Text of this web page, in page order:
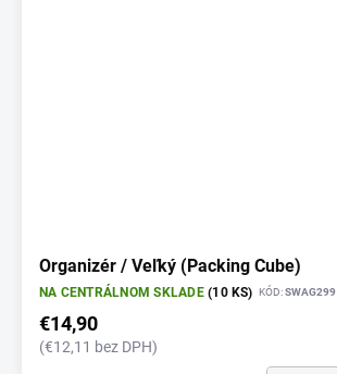
Organizér / Veľký (Packing Cube)
NA CENTRÁLNOM SKLADE(10 KS) KÓD:SWAG299
€14,90
(€12,11 bez DPH)